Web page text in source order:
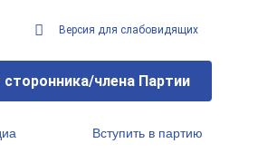
Версия для слабовидящих
члена Партии
Вступить в партию